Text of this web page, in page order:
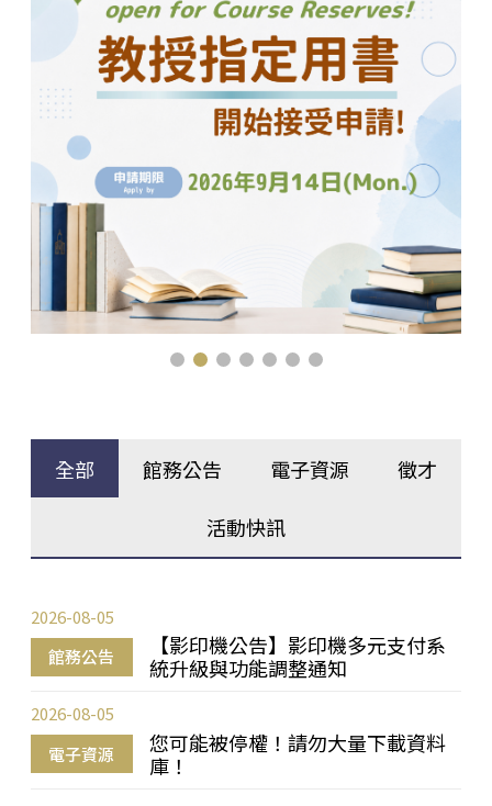
全部 館務公告 電子資源 徵才
活動快訊
館務公告
【影印機公告】影印機多元支付系
統升級與功能調整通知
2026-08-05
電子資源
您可能被停權！請勿大量下載資料
庫！
2026-08-05